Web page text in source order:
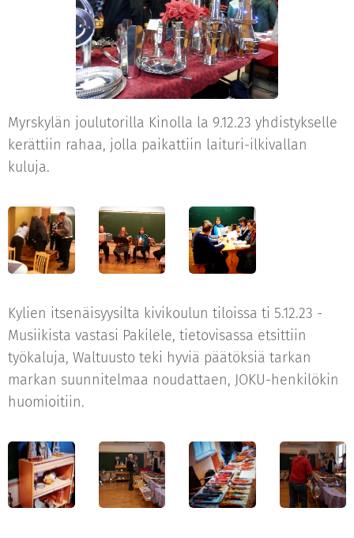
Myrskylän joulutorilla Kinolla la 9.12.23 yhdistykselle
kerättiin rahaa, jolla paikattiin laituri-ilkivallan
kuluja.
Kylien itsenäisyysilta kivikoulun tiloissa ti 5.12.23 -
Musiikista vastasi Pakilele, tietovisassa etsittiin
työkaluja, Waltuusto teki hyviä päätöksiä tarkan
markan suunnitelmaa noudattaen, JOKU-henkilökin
huomioitiin.